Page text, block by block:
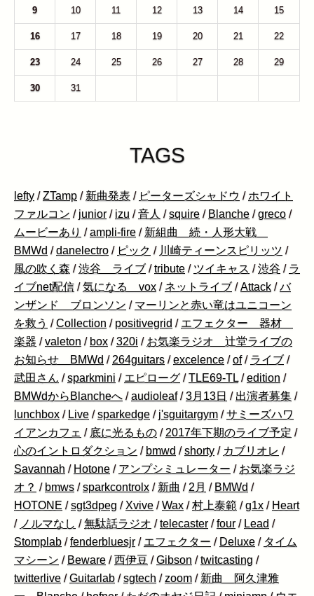
9 10 11 12 13 14 15
16 17 18 19 20 21 22
23 24 25 26 27 28 29
30 31
TAGS
lefty /ZTamp / 新曲発表 / ピーターズシャドウ / ホワイト
ファルコン / junior / izu /音人 /squire / Blanche /greco /
ムービーあり /ampli-fire / 新組曲 続・人形大戦
BMWd /danelectro / ピック / 川崎ティーンスピリッツ /
風の吹く森 /渋谷 ライブ /tribute / ツイキャス /渋谷 / ラ
イブnet配信 /気になる vox / ネットライブ /Attack /バ
ンザンド ブロンソン / マーリンと赤い竜はユニコーン
を救う /Collection / positivegrid / エフェクター 器材
楽器 /valeton / box /320i / お気楽ラジオ 辻堂ライブの
お知らせ BMWd / 264guitars /excelence /of / ライブ /
武田さん /sparkmini / エピローグ /TLE69-TL /edition /
BMWdからBlancheへ /audioleaf /3月13日 / 出演者募集 /
lunchbox / Live /sparkedge / j'sguitargym /サミーズハワ
イアンカフェ / 底に光るもの / 2017年下期のライブ予定 /
心のイントロダクション / bmwd /shorty / カブリオレ /
Savannah / Hotone / アンプシミュレーター / お気楽ラジ
オ？ / bmws /sparkcontrolx / 新曲 / 2月 / BMWd /
HOTONE /sgt3dpeg / Xvive /Wax /村上泰範 /g1x / Heart
/ ノルマなし /無駄話ラジオ /telecaster /four / Lead /
Stomplab /fenderbluesjr / エフェクター / Deluxe / タイム
マシーン / Beware /西伊豆 /Gibson /twitcasting /
twitterlive /Guitarlab /sgtech /zoom / 新曲 阿久津雅